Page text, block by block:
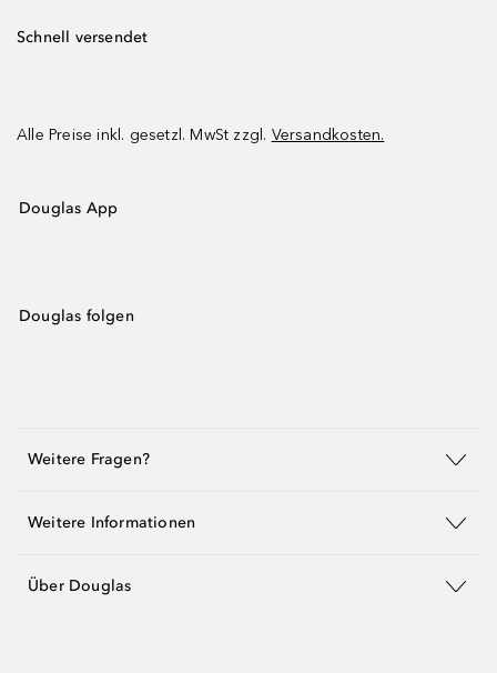
Schnell versendet
Alle Preise inkl. gesetzl. MwSt zzgl. Versandkosten.
Douglas App
Douglas folgen
Weitere Fragen?
Weitere Informationen
Über Douglas